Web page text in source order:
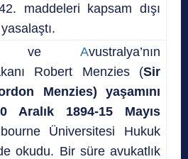
maddeleri kapsam dışı
ve Avustralya’nın
Robert Menzies (Sir
Menzies) yaşamını
Aralık 1894-15 Mayıs
Üniversitesi Hukuk
okudu. Bir süre avukatlık